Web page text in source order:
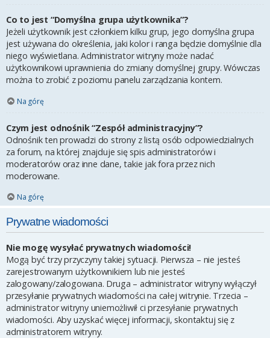
Co to jest “Domyślna grupa użytkownika”?
Jeżeli użytkownik jest członkiem kilku grup, jego domyślna grupa
jest używana do określenia, jaki kolor i ranga będzie domyślnie dla
niego wyświetlana. Administrator witryny może nadać
użytkownikowi uprawnienia do zmiany domyślnej grupy. Wówczas
można to zrobić z poziomu panelu zarządzania kontem.
Na górę
Czym jest odnośnik “Zespół administracyjny”?
Odnośnik ten prowadzi do strony z listą osób odpowiedzialnych
za forum, na której znajduje się spis administratorów i
moderatorów oraz inne dane, takie jak fora przez nich
moderowane.
Na górę
Prywatne wiadomości
Nie mogę wysyłać prywatnych wiadomości!
Mogą być trzy przyczyny takiej sytuacji. Pierwsza – nie jesteś
zarejestrowanym użytkownikiem lub nie jesteś
zalogowany/zalogowana. Druga – administrator witryny wyłączył
przesyłanie prywatnych wiadomości na całej witrynie. Trzecia –
administrator witryny uniemożliwił ci przesyłanie prywatnych
wiadomości. Aby uzyskać więcej informacji, skontaktuj się z
administratorem witryny.